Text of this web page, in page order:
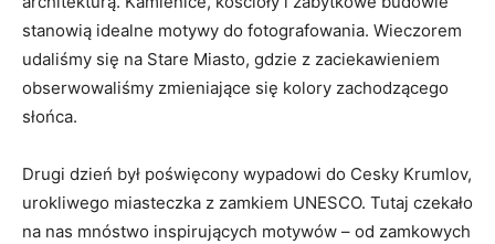
stanowią idealne motywy ​do ⁣fotografowania. Wieczorem
‌udaliśmy się na‍ Stare Miasto, ⁤gdzie z zaciekawieniem
obserwowaliśmy zmieniające się kolory zachodzącego
słońca.
Drugi dzień był poświęcony ‌wypadowi do Cesky Krumlov,
urokliwego ‍miasteczka z ⁢zamkiem ⁤UNESCO. Tutaj ​czekało
​na nas mnóstwo inspirujących motywów – ⁤od zamkowych